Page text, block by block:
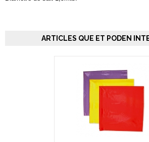
ARTICLES QUE ET PODEN